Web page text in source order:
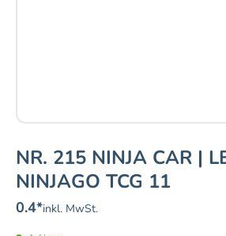
NR. 215 NINJA CAR |
NINJAGO TCG 11
0.4*inkl. MwSt.